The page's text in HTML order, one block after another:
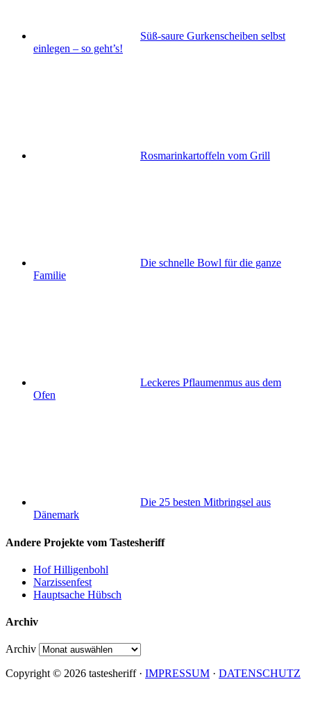
Süß-saure Gurkenscheiben selbst
einlegen – so geht’s!
Rosmarinkartoffeln vom Grill
Die schnelle Bowl für die ganze
Familie
Leckeres Pflaumenmus aus dem
Ofen
Die 25 besten Mitbringsel aus
Dänemark
Andere Projekte vom Tastesheriff
Hof Hilligenbohl
Narzissenfest
Hauptsache Hübsch
Archiv
Archiv
Copyright © 2026 tastesheriff · IMPRESSUM · DATENSCHUTZ